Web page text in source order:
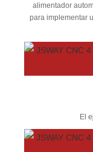
alimentador
para implementar
El